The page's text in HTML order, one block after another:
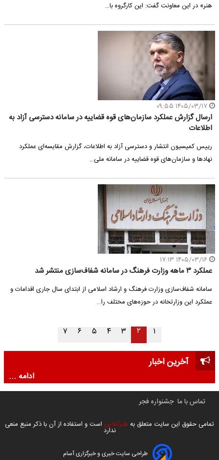
هنر» در این معاونت گفت: این کارگروه با…
ارسال گزارش عملکرد سازمان‌های قوه قضاییه در سامانه دسترسی آزاد به
اطلاعات
رییس کمیسیون انتشار و دسترسی آزاد به اطلاعات، گزارش مقایسه‌ای عملکرد
نهادها و سازمان‌های قوه قضاییه در سامانه ملی…
عملکرد ۳ ماهه وزارت فرهنگ در سامانه شفاف‌سازی منتشر شد
سامانه شفاف‌سازی وزارت فرهنگ و ارشاد اسلامی از ابتدای سال جاری اقدامات و
عملکرد این وزارتخانه در حوزه‌های مختلف را…
۱ ۲ ۳ ۴ ۵ ۶ ۷
آخرین اخبار
ادامه ...
تماس با ما جشنواره فجر
تمامی حقوق این سایت متعلق به هنرآنلاین است و استفاده از آن با ذکر منبع منعی
ندارد
طراحی سایت خبری و خبرگزاری آسام